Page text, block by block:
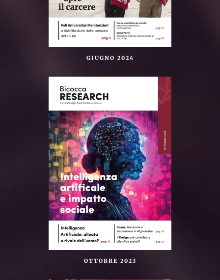
GIUGNO 2024
OTTOBRE 2023